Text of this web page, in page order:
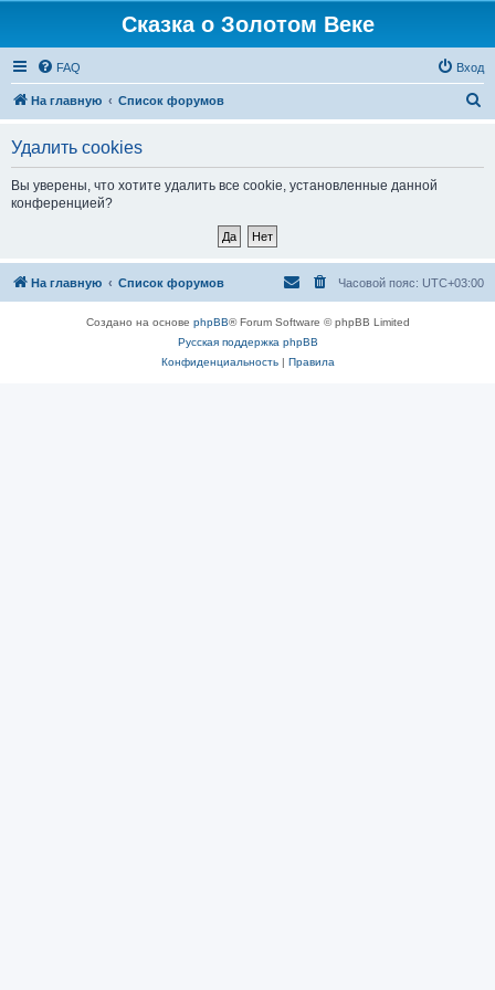
Сказка о Золотом Веке
FAQ Вход
На главную Список форумов
Удалить cookies
Вы уверены, что хотите удалить все cookie, установленные данной
конференцией?
На главную Список форумов Часовой пояс: UTC+03:00
Создано на основе phpBB® Forum Software © phpBB Limited
Русская поддержка phpBB
Конфиденциальность| Правила